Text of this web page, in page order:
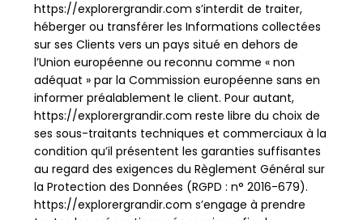
https://explorergrandir.com s’interdit de traiter,
héberger ou transférer les Informations collectées
sur ses Clients vers un pays situé en dehors de
l’Union européenne ou reconnu comme « non
adéquat » par la Commission européenne sans en
informer préalablement le client. Pour autant,
https://explorergrandir.com reste libre du choix de
ses sous-traitants techniques et commerciaux à la
condition qu’il présentent les garanties suffisantes
au regard des exigences du Règlement Général sur
la Protection des Données (RGPD : n° 2016-679).
https://explorergrandir.com s’engage à prendre